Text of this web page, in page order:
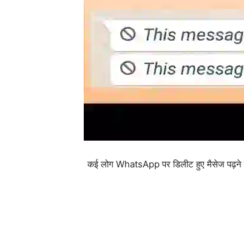
कई लोग WhatsApp पर डिलीट हुए मैसेज पढ़ने